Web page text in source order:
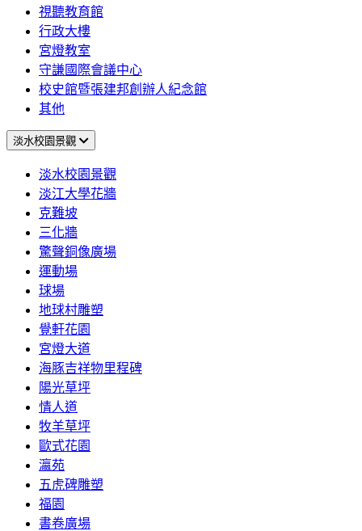
視聽教育館
行政大樓
宮燈教室
守謙國際會議中心
校史館暨張建邦創辦人紀念館
其他
淡水校園景觀
淡水校園景觀
淡江大學花牆
克難坡
三化牆
驚聲銅像廣場
運動場
球場
地球村雕塑
覺軒花園
宮燈大道
海豚吉祥物里程碑
陽光草坪
情人道
牧羊草坪
歐式花園
瀛苑
五虎碑雕塑
福園
書卷廣場